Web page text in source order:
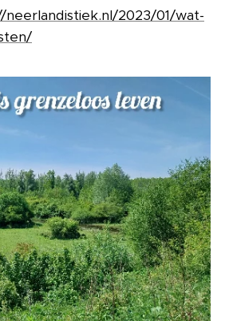
neerlandistiek.nl/2023/01/wat-